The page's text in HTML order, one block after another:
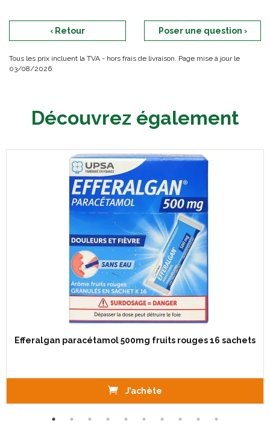
‹ Retour Poser une question ›
Tous les prix incluent la TVA - hors frais de livraison. Page mise à jour le
03/08/2026.
Découvrez également
Efferalgan paracétamol 500mg fruits rouges 16 sachets
J’achète